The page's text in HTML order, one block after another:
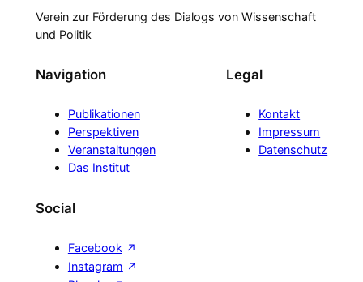
Verein zur Förderung des Dialogs von Wissenschaft
und Politik
Navigation
Publikationen
Perspektiven
Veranstaltungen
Das Institut
Legal
Kontakt
Impressum
Datenschutz
Social
Facebook
Instagram